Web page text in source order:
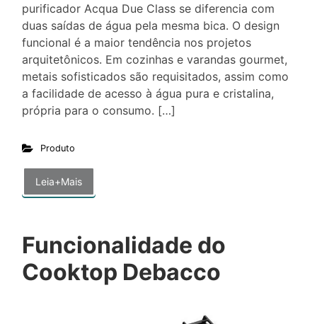
purificador Acqua Due Class se diferencia com
duas saídas de água pela mesma bica. O design
funcional é a maior tendência nos projetos
arquitetônicos. Em cozinhas e varandas gourmet,
metais sofisticados são requisitados, assim como
a facilidade de acesso à água pura e cristalina,
própria para o consumo. […]
Produto
Leia+Mais
Funcionalidade do
Cooktop Debacco